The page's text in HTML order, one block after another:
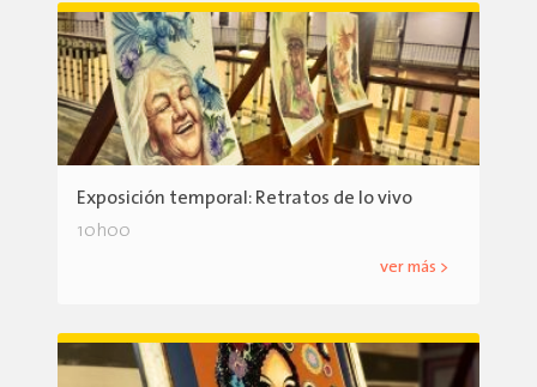
Exposición temporal: Retratos de lo vivo
10h00
ver más >